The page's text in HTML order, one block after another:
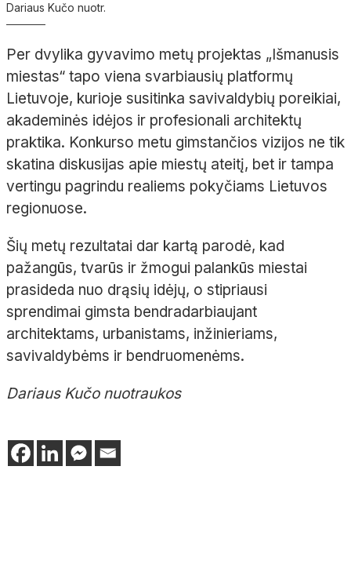
Dariaus Kučo nuotr.
Per dvylika gyvavimo metų projektas „Išmanusis
miestas“ tapo viena svarbiausių platformų
Lietuvoje, kurioje susitinka savivaldybių poreikiai,
akademinės idėjos ir profesionali architektų
praktika. Konkurso metu gimstančios vizijos ne tik
skatina diskusijas apie miestų ateitį, bet ir tampa
vertingu pagrindu realiems pokyčiams Lietuvos
regionuose.
Šių metų rezultatai dar kartą parodė, kad
pažangūs, tvarūs ir žmogui palankūs miestai
prasideda nuo drąsių idėjų, o stipriausi
sprendimai gimsta bendradarbiaujant
architektams, urbanistams, inžinieriams,
savivaldybėms ir bendruomenėms.
Dariaus Kučo nuotraukos